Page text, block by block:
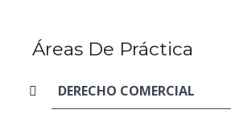
Áreas De Práctica
DERECHO COMERCIAL